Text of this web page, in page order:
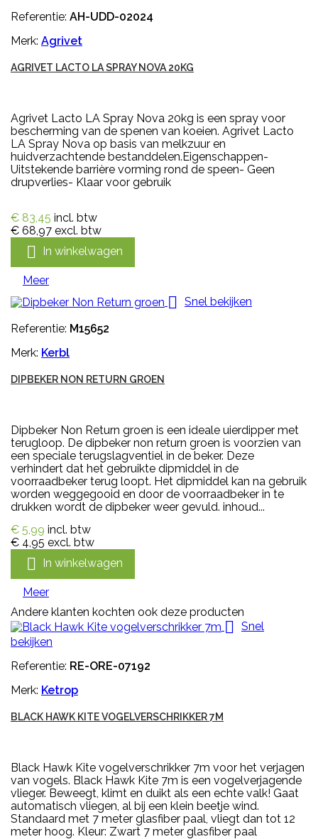
Referentie: AH-UDD-02024
Merk: Agrivet
AGRIVET LACTO LA SPRAY NOVA 20KG
Agrivet Lacto LA Spray Nova 20kg is een spray voor
bescherming van de spenen van koeien. Agrivet Lacto
LA Spray Nova op basis van melkzuur en
huidverzachtende bestanddelen.Eigenschappen-
Uitstekende barrière vorming rond de speen- Geen
drupverlies- Klaar voor gebruik
€ 83,45 incl. btw
€ 68,97 excl. btw
 In winkelwagen
Meer
 Snel bekijken
Referentie: M15652
Merk: Kerbl
DIPBEKER NON RETURN GROEN
Dipbeker Non Return groen is een ideale uierdipper met
terugloop. De dipbeker non return groen is voorzien van
een speciale terugslagventiel in de beker. Deze
verhindert dat het gebruikte dipmiddel in de
voorraadbeker terug loopt. Het dipmiddel kan na gebruik
worden weggegooid en door de voorraadbeker in te
drukken wordt de dipbeker weer gevuld. inhoud...
€ 5,99 incl. btw
€ 4,95 excl. btw
 In winkelwagen
Meer
Andere klanten kochten ook deze producten
 Snel
bekijken
Referentie: RE-ORE-07192
Merk: Ketrop
BLACK HAWK KITE VOGELVERSCHRIKKER 7M
Black Hawk Kite vogelverschrikker 7m voor het verjagen
van vogels. Black Hawk Kite 7m is een vogelverjagende
vlieger. Beweegt, klimt en duikt als een echte valk! Gaat
automatisch vliegen, al bij een klein beetje wind.
Standaard met 7 meter glasfiber paal, vliegt dan tot 12
meter hoog. Kleur: Zwart 7 meter glasfiber paal